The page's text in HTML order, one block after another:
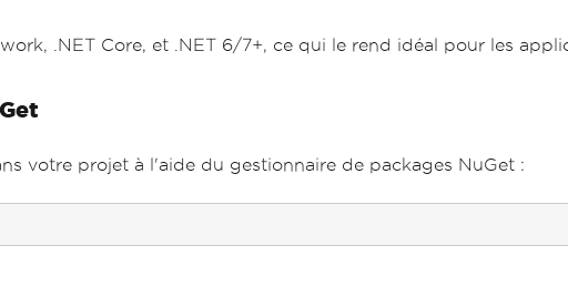
.NET Core, et .NET 6/7+, ce qui le rend idéal pour les
votre projet à l'aide du gestionnaire de packages NuGet :